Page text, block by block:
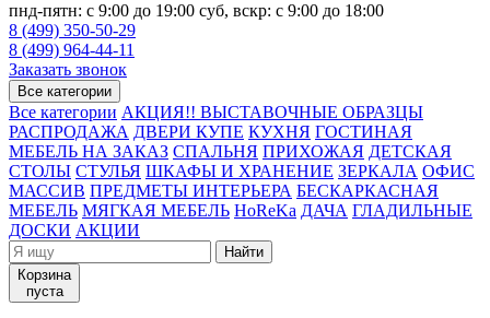
пнд-пятн: с 9:00 до 19:00 суб, вскр: с 9:00 до 18:00
8 (499) 350-50-29
8 (499) 964-44-11
Заказать звонок
Все категории
Все категории АКЦИЯ!! ВЫСТАВОЧНЫЕ ОБРАЗЦЫ
РАСПРОДАЖА ДВЕРИ КУПЕ КУХНЯ ГОСТИНАЯ
МЕБЕЛЬ НА ЗАКАЗ СПАЛЬНЯ ПРИХОЖАЯ ДЕТСКАЯ
СТОЛЫ СТУЛЬЯ ШКАФЫ И ХРАНЕНИЕ ЗЕРКАЛА ОФИС
МАССИВ ПРЕДМЕТЫ ИНТЕРЬЕРА БЕСКАРКАСНАЯ
МЕБЕЛЬ МЯГКАЯ МЕБЕЛЬ HoReKa ДАЧА ГЛАДИЛЬНЫЕ
ДОСКИ АКЦИИ
Найти
Корзина
пуста